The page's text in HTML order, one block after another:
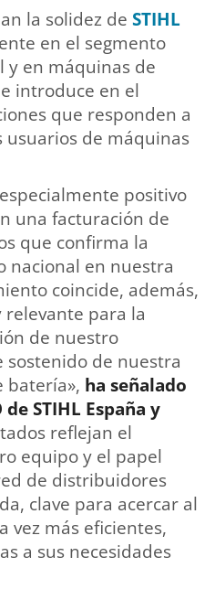
la solidez de STIHL
en el segmento
y en máquinas de
introduce en el
que responden a
usuarios de máquinas
positivo
una facturación de
que confirma la
nacional en nuestra
coincide, además,
para la
de nuestro
sostenido de nuestra
batería», ha señalado
STIHL España y
reflejan el
equipo y el papel
de distribuidores
clave para acercar al
vez más eficientes,
a sus necesidades